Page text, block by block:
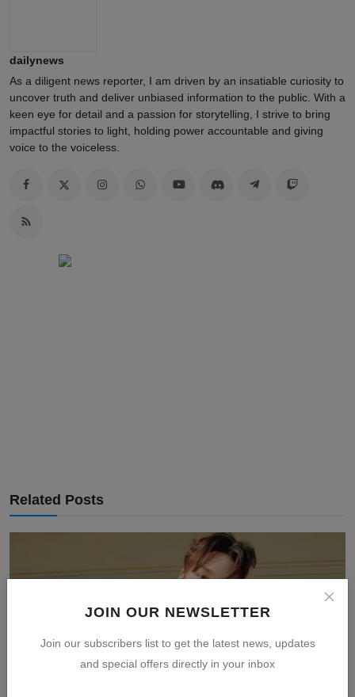
JOIN OUR NEWSLETTER
Join our subscribers list to get the latest news, updates
and special offers directly in your inbox
dailynews
As a diligent news reporter, I am driven by an insatiable curiosity to
uncover truth and deliver unbiased information to the public. With a
keen eye for detail and a passion for storytelling, I strive to bring
impactful stories to light, holding power accountable and giving
voice to the voiceless.
Related Posts